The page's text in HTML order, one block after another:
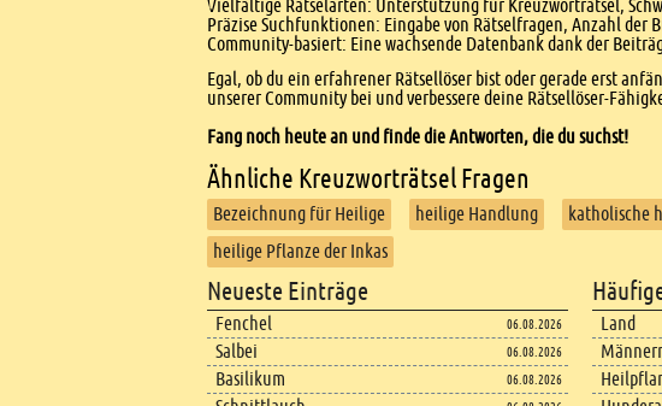
Vielfältige Rätselarten: Unterstützung für Kreuzworträtsel,
Präzise Suchfunktionen: Eingabe von Rätselfragen, Anzahl der
Community-basiert: Eine wachsende Datenbank dank der
Egal, ob du ein erfahrener Rätsellöser bist oder gerade erst
unserer Community bei und verbessere deine Rätsellöser-
Fang noch heute an und finde die Antworten, die du suchst!
Ähnliche Kreuzworträtsel Fragen
Bezeichnung für Heilige heilige Handlung katholische
heilige Pflanze der Inkas
Footer content
Neueste Einträge
Fenchel 06.08.2026
Salbei 06.08.2026
Basilikum 06.08.2026
Land